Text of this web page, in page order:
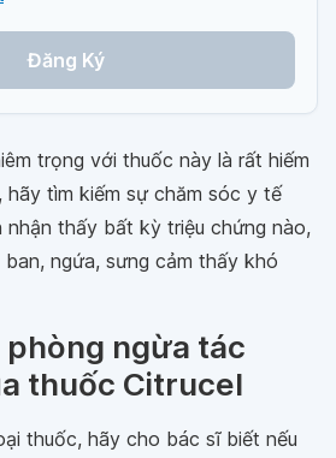
Đăng Ký
trọng với thuốc này là rất hiếm
hãy tìm kiếm sự chăm sóc y tế
nhận thấy bất kỳ triệu chứng nào,
ngứa, sưng cảm thấy khó
phòng ngừa tác
thuốc Citrucel
thuốc, hãy cho bác sĩ biết nếu